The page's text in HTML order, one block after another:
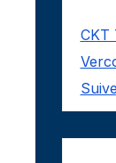
CKT